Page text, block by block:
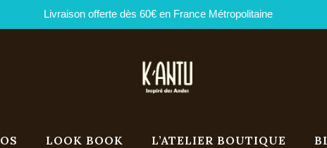
Livraison offerte dès 60€ en France Métropolitaine
LOOK BOOK L’ATELIER BOUTIQUE